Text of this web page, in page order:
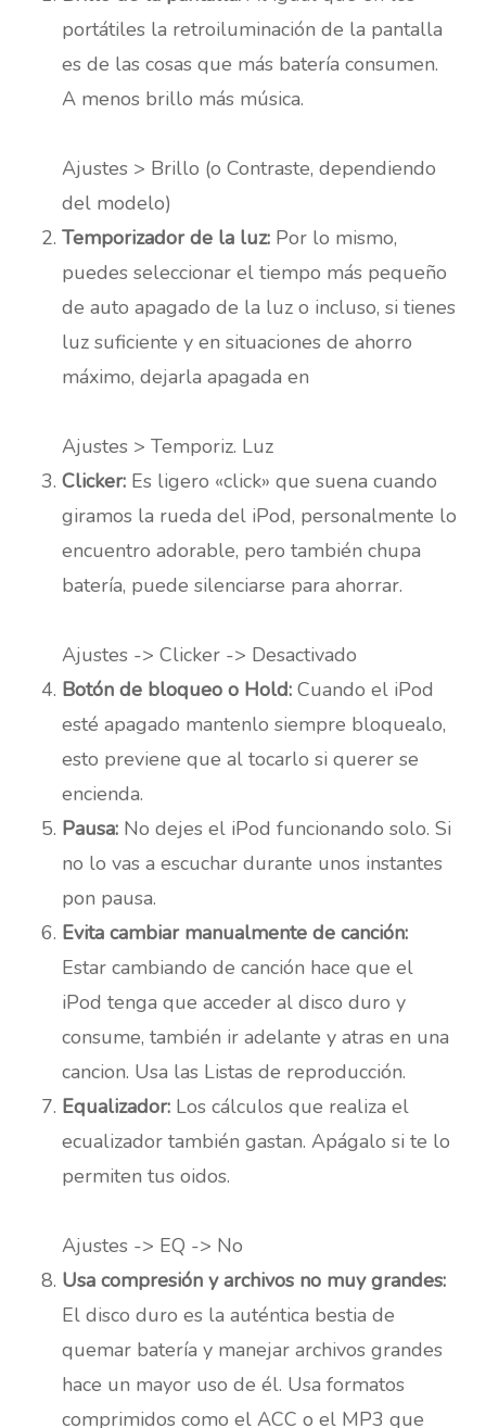
portátiles la retroiluminación de la pantalla
es de las cosas que más batería consumen.
A menos brillo más música.
Ajustes > Brillo (o Contraste, dependiendo
del modelo)
Temporizador de la luz:Por lo mismo,
puedes seleccionar el tiempo más pequeño
de auto apagado de la luz o incluso, si tienes
luz suficiente y en situaciones de ahorro
máximo, dejarla apagada en
Ajustes > Temporiz. Luz
Clicker:Es ligero «click» que suena cuando
giramos la rueda del iPod, personalmente lo
encuentro adorable, pero también chupa
batería, puede silenciarse para ahorrar.
Ajustes -> Clicker -> Desactivado
Botón de bloqueo o Hold:Cuando el iPod
esté apagado mantenlo siempre bloquealo,
esto previene que al tocarlo si querer se
encienda.
Pausa:No dejes el iPod funcionando solo. Si
no lo vas a escuchar durante unos instantes
pon pausa.
Evita cambiar manualmente de canción:
Estar cambiando de canción hace que el
iPod tenga que acceder al disco duro y
consume, también ir adelante y atras en una
cancion. Usa las Listas de reproducción.
Equalizador:Los cálculos que realiza el
ecualizador también gastan. Apágalo si te lo
permiten tus oidos.
Ajustes -> EQ -> No
Usa compresión y archivos no muy grandes:
El disco duro es la auténtica bestia de
quemar batería y manejar archivos grandes
hace un mayor uso de él. Usa formatos
comprimidos como el ACC o el MP3 que